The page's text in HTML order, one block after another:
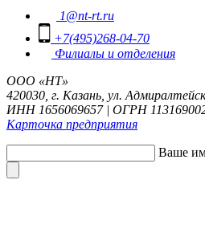
1@nt-rt.ru
+7(495)268-04-70
Филиалы и отделения
ООО «НТ»
420030, г. Казань, ул.
ИНН 1656069657 | ОГРН
Карточка предприятия
Ваше